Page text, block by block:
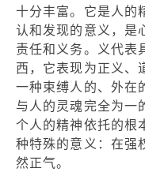
十分丰富。它是人的
认和发现的意义，是
责任和义务。义代表
西，它表现为正义、
一种束缚人的、外在
与人的灵魂完全为一
个人的精神依托的根
种特殊的意义：在强
然正气。